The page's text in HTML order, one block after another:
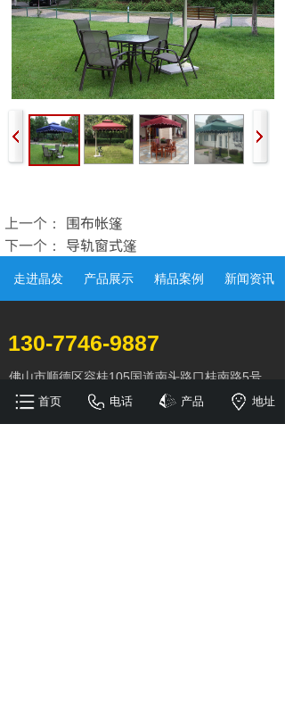
上一个： 围布帐篷
下一个： 导轨窗式篷
130-7746-9887
走进晶发 产品展示 精品案例 新闻资讯
佛山市顺德区容桂105国道南头路口桂南路5号
842437465@qq.com
首页 电话 产品 地址